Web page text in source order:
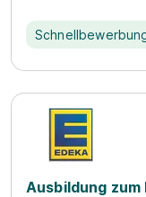
Ausbildung